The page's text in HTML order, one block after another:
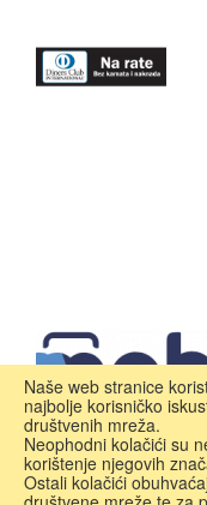
Naše web stranice
najbolje korisničko
društvenih mreža.
Neophodni kolačići su
korištenje njegovih
Ostali kolačići